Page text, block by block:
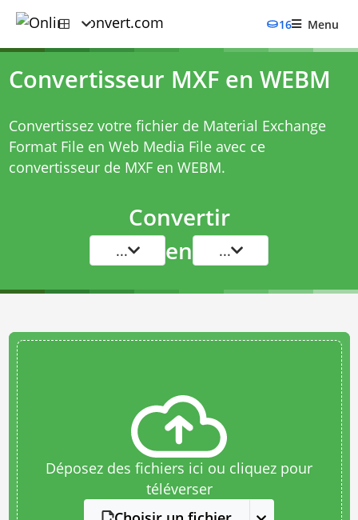
16 Menu
Convertisseur MXF en WEBM
Convertissez votre fichier de Material Exchange
Format File en Web Media File avec ce
convertisseur de MXF en WEBM.
Convertir
... en ...
Déposez des fichiers ici ou cliquez pour
téléverser